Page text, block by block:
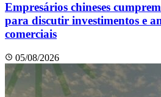
Empresários chineses
para discutir investimentos e
comerciais
05/08/2026